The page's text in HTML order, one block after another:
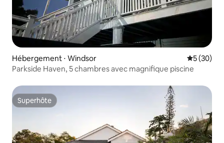
Hébergement ⋅ Windsor
5 (30)
Parkside Haven, 5 chambres avec magnifique piscine
Superhôte
Superhôte